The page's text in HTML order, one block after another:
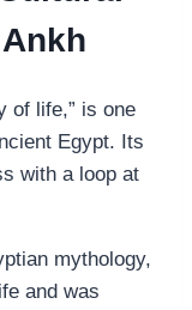
of life,” is one
Egypt. Its
with a loop at
mythology,
and was